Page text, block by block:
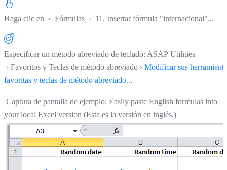
Haga clic en › Fórmulas › 11. Insertar fórmula "internacional"...
Especificar un método abreviado de teclado: ASAP Utilities
› Favoritos y Teclas de método abreviado › Modificar sus
favoritas y teclas de método abreviado...
Captura de pantalla de ejemplo: Easily paste English formulas into
your local Excel version (Esta es la versión en inglés.)